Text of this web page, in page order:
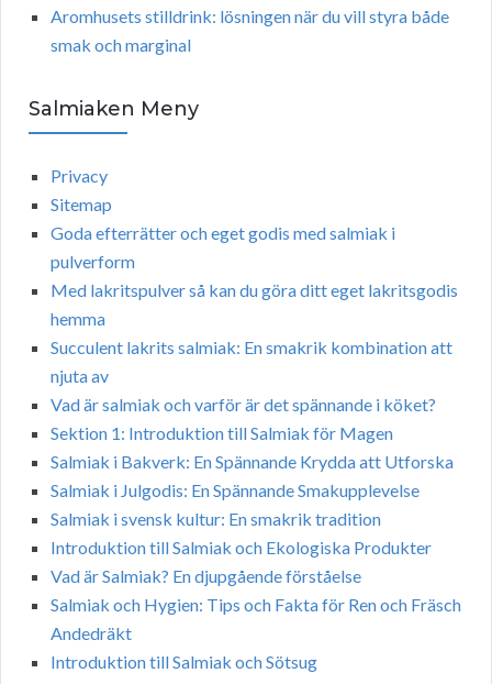
Aromhusets stilldrink: lösningen när du vill styra både
smak och marginal
Salmiaken Meny
Privacy
Sitemap
Goda efterrätter och eget godis med salmiak i
pulverform
Med lakritspulver så kan du göra ditt eget lakritsgodis
hemma
Succulent lakrits salmiak: En smakrik kombination att
njuta av
Vad är salmiak och varför är det spännande i köket?
Sektion 1: Introduktion till Salmiak för Magen
Salmiak i Bakverk: En Spännande Krydda att Utforska
Salmiak i Julgodis: En Spännande Smakupplevelse
Salmiak i svensk kultur: En smakrik tradition
Introduktion till Salmiak och Ekologiska Produkter
Vad är Salmiak? En djupgående förståelse
Salmiak och Hygien: Tips och Fakta för Ren och Fräsch
Andedräkt
Introduktion till Salmiak och Sötsug